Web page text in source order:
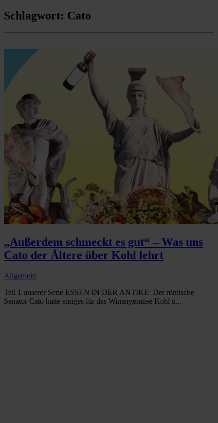
Schlagwort: Cato
„Außerdem schmeckt es gut“ – Was uns
Cato der Ältere über Kohl lehrt
Allgemein
Teil 1 unserer Serie ESSEN IN DER ANTIKE: Der römische
Senator Cato hatte einiges für das Wintergemüse Kohl ü...